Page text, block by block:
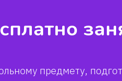
предмету,